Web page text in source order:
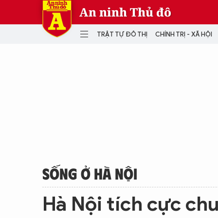
An ninh Thủ đô
TRẬT TỰ ĐÔ THỊ CHÍNH TRỊ - XÃ HỘI
SỐNG Ở HÀ NỘI
Hà Nội tích cực